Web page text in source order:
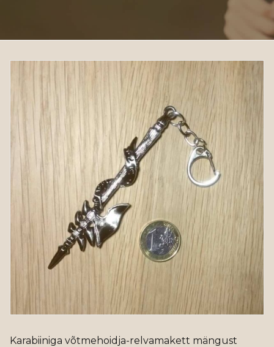
Karabiiniga võtmehoidja-relvamakett mängust